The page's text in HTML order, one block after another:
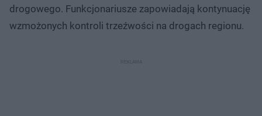
drogowego. Funkcjonariusze zapowiadają kontynuację
wzmożonych kontroli trzeźwości na drogach regionu.